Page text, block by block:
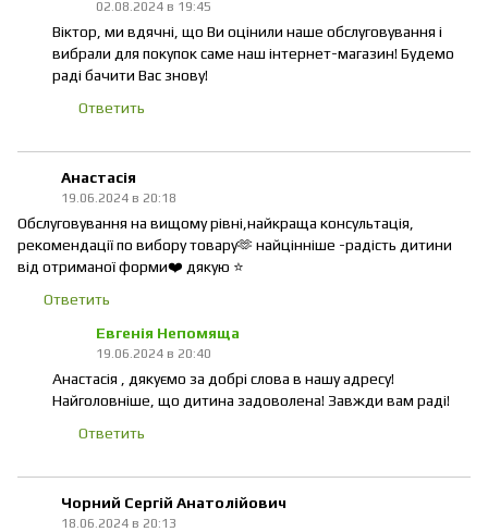
02.08.2024 в 19:45
Віктор, ми вдячні, що Ви оцінили наше обслуговування і
вибрали для покупок саме наш інтернет-магазин! Будемо
раді бачити Вас знову!
Ответить
Анастасія
19.06.2024 в 20:18
Обслуговування на вищому рівні,найкраща консультація,
рекомендації по вибору товару🫶 найцінніше -радість дитини
від отриманої форми❤️ дякую ⭐
Ответить
Евгенія Непомяща
19.06.2024 в 20:40
Анастасія , дякуємо за добрі слова в нашу адресу!
Найголовніше, що дитина задоволена! Завжди вам раді!
Ответить
Чорний Сергій Анатолійович
18.06.2024 в 20:13